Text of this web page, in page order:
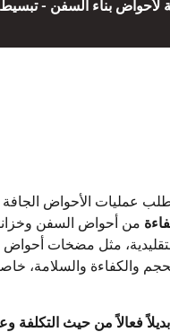
بناء السفن -
عمليات الأحواض الجافة
من أحواض السفن
مثل مضخات
والكفاءة والسلامة،
بديلاً فعالاً من حيث التكلفة